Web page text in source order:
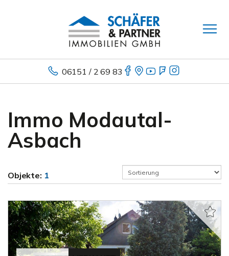
06151 / 2 69 83
Immo Modautal-
Asbach
Objekte: 1